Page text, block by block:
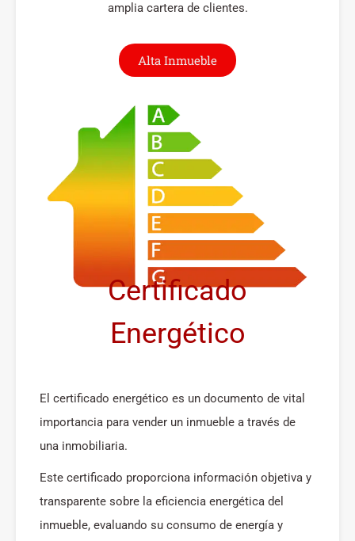
amplia cartera de clientes.
Alta Inmueble
Certificado
Energético
El certificado energético es un documento de vital
importancia para vender un inmueble a través de
una inmobiliaria.
Este certificado proporciona información objetiva y
transparente sobre la eficiencia energética del
inmueble, evaluando su consumo de energía y